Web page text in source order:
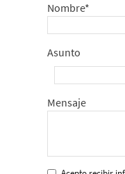
Nombre*
Asunto
Mensaje